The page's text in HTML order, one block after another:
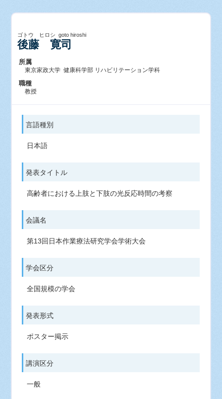
ゴトウ ヒロシ goto hiroshi
後藤 寛司
所属
東京家政大学 健康科学部 リハビリテーション学科
職種
教授
言語種別
日本語
発表タイトル
高齢者における上肢と下肢の光反応時間の考察
会議名
第13回日本作業療法研究学会学術大会
学会区分
全国規模の学会
発表形式
ポスター掲示
講演区分
一般